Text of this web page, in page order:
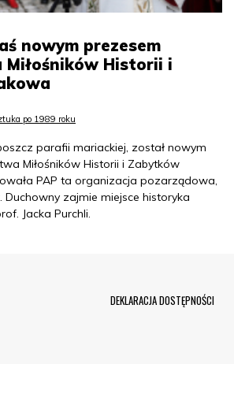
nowym prezesem
Historii i
po 1989 roku
parafii mariackiej, został nowym
Miłośników Historii i Zabytków
PAP ta organizacja pozarządowa,
Duchowny zajmie miejsce historyka
Jacka Purchli.
DEKLARACJA DOSTĘPNOŚCI